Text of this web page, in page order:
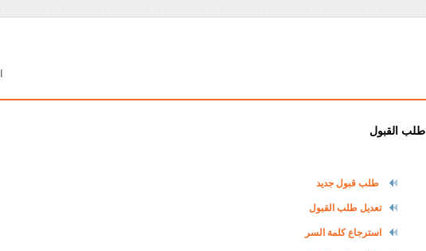
طلب القبول
طلب قبول جديد
تعديل طلب القبول
استرجاع كلمة السر